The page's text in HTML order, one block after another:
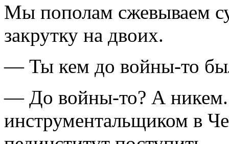
Мы пополам сжевываем
закрутку на двоих.
— Ты кем до войны-то
— До войны-то? А
инструментальщиком в